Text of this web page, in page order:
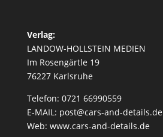
Verlag:
LANDOW-HOLLSTEIN MEDIEN
Im Rosengärtle 19
76227 Karlsruhe
Telefon: 0721 66990559
E-MAIL: post@cars-and-details.de
Web: www.cars-and-details.de